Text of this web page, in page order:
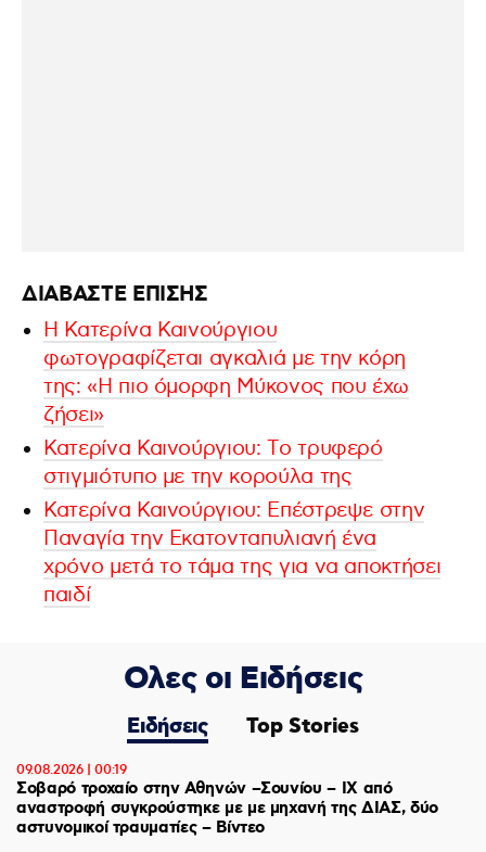
ΔΙΑΒΑΣΤΕ ΕΠΙΣΗΣ
Η Κατερίνα Καινούργιου
φωτογραφίζεται αγκαλιά με την κόρη
της: «Η πιο όμορφη Μύκονος που έχω
ζήσει»
Κατερίνα Καινούργιου: Tο τρυφερό
στιγμιότυπο με την κορούλα της
Κατερίνα Καινούργιου: Επέστρεψε στην
Παναγία την Εκατονταπυλιανή ένα
χρόνο μετά το τάμα της για να αποκτήσει
παιδί
Ολες οι Ειδήσεις
Ειδήσεις Top Stories
09.08.2026 | 00:19
Σοβαρό τροχαίο στην Αθηνών –Σουνίου – ΙΧ από
αναστροφή συγκρούστηκε με με μηχανή της ΔΙΑΣ, δύο
αστυνομικοί τραυματίες – Βίντεο